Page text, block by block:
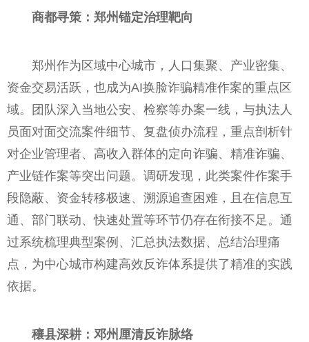
商都寻策：郑州锚定治理靶向
郑州作为区域中心城市，人口集聚、产业密集、
资金交易活跃，也成为AI换脸诈骗精准作案的重点区
域。团队深入当地公安、检察等办案一线，与执法人
员面对面交流案件细节、复盘侦办流程，重点剖析针
对企业管理者、高收入群体的定向诈骗、精准诈骗、
产业链作案等突出问题。调研发现，此类案件作案手
段隐蔽、资金转移极速、溯源追查困难，且在信息互
通、部门联动、快速处置等环节仍存在衔接不足。通
过系统梳理典型案例、汇总执法数据、总结治理痛
点，为中心城市构建高效反诈体系提供了精准的实践
依据。
穰县深耕：邓州厘清反诈脉络